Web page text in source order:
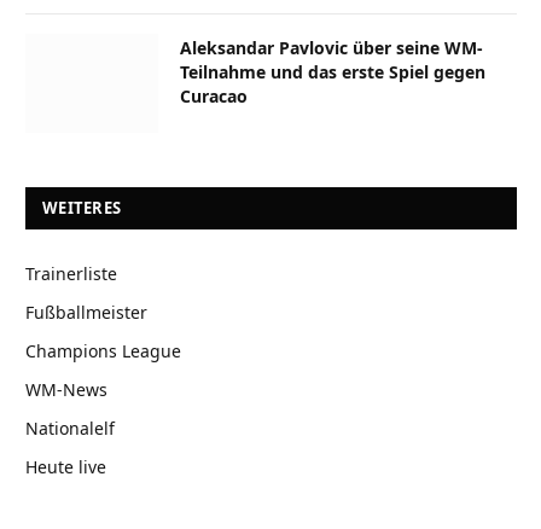
Aleksandar Pavlovic über seine WM-
Teilnahme und das erste Spiel gegen
Curacao
WEITERES
Trainerliste
Fußballmeister
Champions League
WM-News
Nationalelf
Heute live